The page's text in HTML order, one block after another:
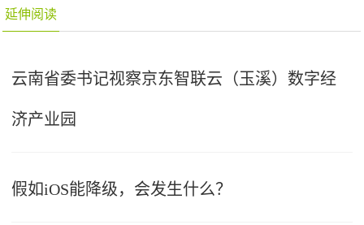
延伸阅读
云南省委书记视察京东智联云（玉溪）数字经
济产业园
假如iOS能降级，会发生什么？